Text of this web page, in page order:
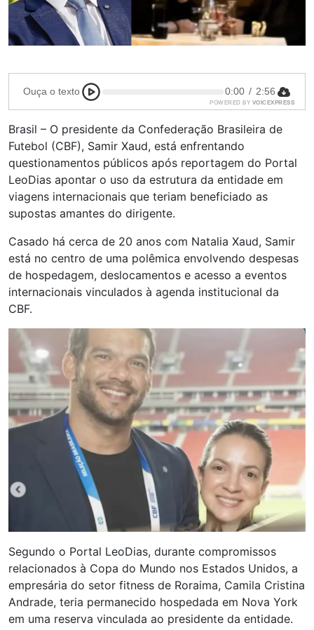
Ouça o texto 0:00 / 2:56
POWERED BY VOICEXPRESS
Brasil – O presidente da Confederação Brasileira de
Futebol (CBF), Samir Xaud, está enfrentando
questionamentos públicos após reportagem do Portal
LeoDias apontar o uso da estrutura da entidade em
viagens internacionais que teriam beneficiado as
supostas amantes do dirigente.
Casado há cerca de 20 anos com Natalia Xaud, Samir
está no centro de uma polêmica envolvendo despesas
de hospedagem, deslocamentos e acesso a eventos
internacionais vinculados à agenda institucional da
CBF.
Segundo o Portal LeoDias, durante compromissos
relacionados à Copa do Mundo nos Estados Unidos, a
empresária do setor fitness de Roraima, Camila Cristina
Andrade, teria permanecido hospedada em Nova York
em uma reserva vinculada ao presidente da entidade.